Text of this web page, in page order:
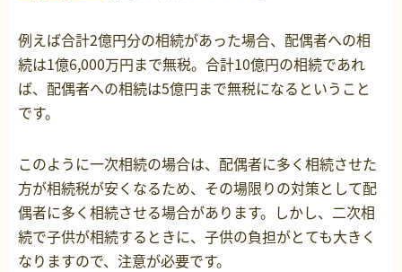
例えば合計2億円分の相続があった場合、配偶者への相
続は1億6,000万円まで無税。合計10億円の相続であれ
ば、配偶者への相続は5億円まで無税になるということ
です。
このように一次相続の場合は、配偶者に多く相続させた
方が相続税が安くなるため、その場限りの対策として配
偶者に多く相続させる場合があります。しかし、二次相
続で子供が相続するときに、子供の負担がとても大きく
なりますので、注意が必要です。